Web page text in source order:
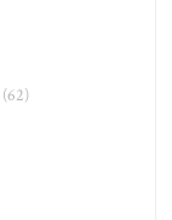
(62)